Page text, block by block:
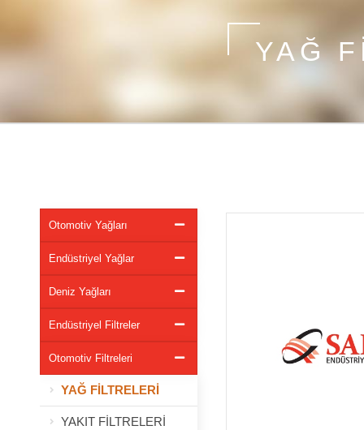
YAĞ
Otomotiv Yağları
Endüstriyel Yağlar
Deniz Yağları
Endüstriyel Filtreler
Otomotiv Filtreleri
YAĞ FİLTRELERİ
YAKIT FİLTRELERİ